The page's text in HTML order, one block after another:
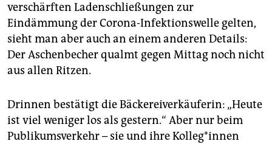
verschärften Ladenschließungen zur
Eindämmung der Corona-Infektionswelle gelten,
sieht man aber auch an einem anderen Details:
Der Aschenbecher qualmt gegen Mittag noch nicht
aus allen Ritzen.
Drinnen bestätigt die Bäckereiverkäuferin: „Heute
ist viel weniger los als gestern.“ Aber nur beim
Publikumsverkehr – sie und ihre Kolleg*innen